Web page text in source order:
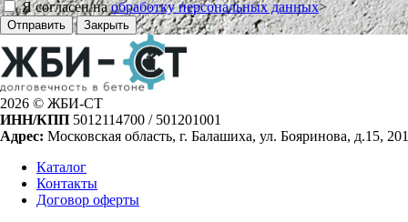
Я согласен наобработку персональных данных>
Отправить Закрыть
2026 © ЖБИ-СТ
ИНН/КПП 5012114700 / 501201001
Адрес: Московская область, г. Балашиха, ул. Бояринова, д.15, 201
Каталог
Контакты
Договор оферты